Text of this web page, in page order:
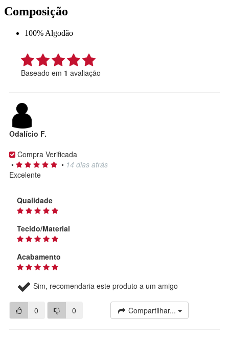
Composição
100% Algodão
Baseado em 1 avaliação
Odalício F.
Compra Verificada
•
• 14 dias atrás
Excelente
Qualidade
Tecido/Material
Acabamento
Sim, recomendaria este produto a um amigo
0 0 Compartilhar...